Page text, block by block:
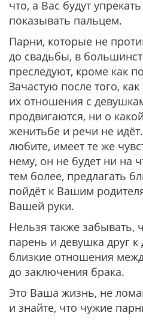
что, а Вас будут
показывать пальцем.
Парни, которые не
до свадьбы, в
преследуют, кроме как
Зачастую после того,
их отношения с
продвигаются, ни о
женитьбе и речи не
любите, имеет те же
нему, он не будет ни на
тем более, предлагать
пойдёт к Вашим
Вашей руки.
Нельзя также забывать,
парень и девушка друг
близкие отношения
до заключения брака.
Это Ваша жизнь, не
и знайте, что чужие